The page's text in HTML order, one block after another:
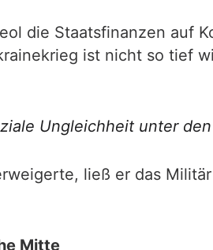
die Staatsfinanzen auf
ist nicht so tief
Ungleichheit unter den
ließ er das
Mitte